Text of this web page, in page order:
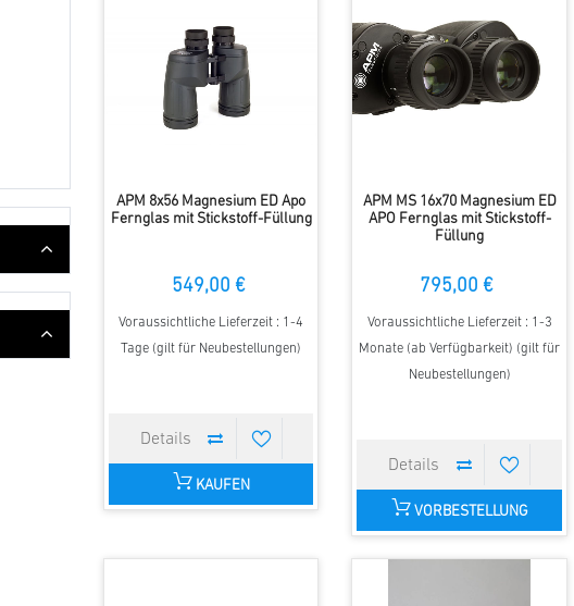
APM 8x56 Magnesium ED Apo
Fernglas mit Stickstoff-Füllung
549,00 €
Voraussichtliche Lieferzeit : 1-4
Tage (gilt für Neubestellungen)
KAUFEN
APM MS 16x70 Magnesium ED
APO Fernglas mit Stickstoff-
Füllung
795,00 €
Voraussichtliche Lieferzeit : 1-3
Monate (ab Verfügbarkeit) (gilt für
Neubestellungen)
VORBESTELLUNG